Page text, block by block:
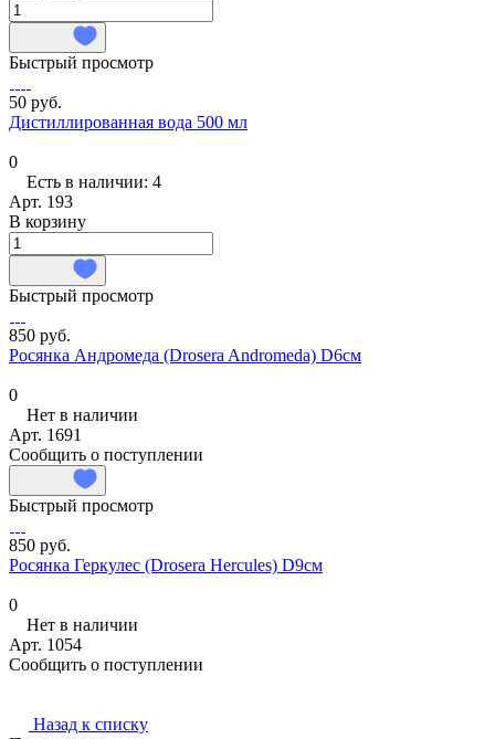
Быстрый просмотр
50 руб.
Дистиллированная вода 500 мл
0
Есть в наличии: 4
Арт. 193
В корзину
Быстрый просмотр
850 руб.
Росянка Андромеда (Drosera Andromeda) D6см
0
Нет в наличии
Арт. 1691
Сообщить о поступлении
Быстрый просмотр
850 руб.
Росянка Геркулес (Drosera Hercules) D9см
0
Нет в наличии
Арт. 1054
Сообщить о поступлении
Назад к списку